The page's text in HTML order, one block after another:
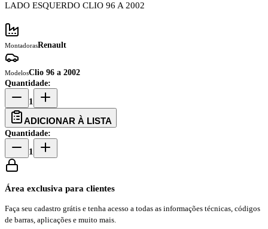
LADO ESQUERDO CLIO 96 A 2002
MontadorasRenault
ModelosClio 96 a 2002
Quantidade:
1
ADICIONAR À LISTA
Quantidade:
1
Área exclusiva para clientes
Faça seu cadastro grátis e tenha acesso a todas as informações técnicas, códigos
de barras, aplicações e muito mais.